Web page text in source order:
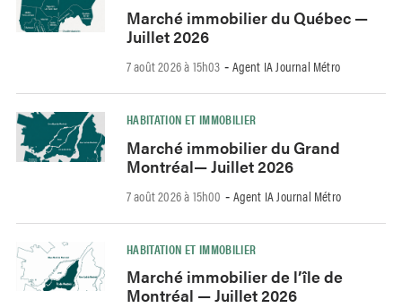
Marché immobilier du Québec —
Juillet 2026
7 août 2026 à 15h03 - Agent IA Journal Métro
HABITATION ET IMMOBILIER
Marché immobilier du Grand
Montréal— Juillet 2026
7 août 2026 à 15h00 - Agent IA Journal Métro
HABITATION ET IMMOBILIER
Marché immobilier de l’île de
Montréal — Juillet 2026